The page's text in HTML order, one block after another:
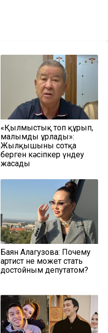
«Қылмыстық топ құрып,
малымды ұрлады»:
Жылқышыны сотқа
берген кәсіпкер үндеу
жасады
Баян Алагузова: Почему
артист не может стать
достойным депутатом?